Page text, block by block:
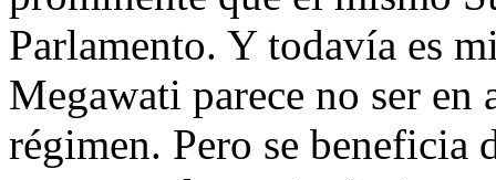
Parlamento. Y todavía es
Megawati parece no ser en
régimen. Pero se beneficia